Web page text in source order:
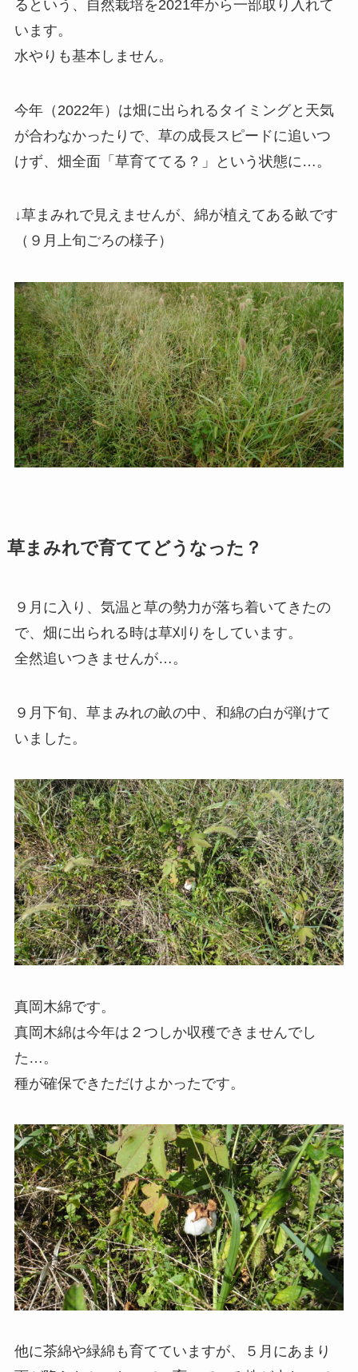
るという、自然栽培を2021年から一部取り入れて
います。
水やりも基本しません。
今年（2022年）は畑に出られるタイミングと天気
が合わなかったりで、草の成長スピードに追いつ
けず、畑全面「草育ててる？」という状態に…。
↓草まみれで見えませんが、綿が植えてある畝です
（９月上旬ごろの様子）
草まみれで育ててどうなった？
９月に入り、気温と草の勢力が落ち着いてきたの
で、畑に出られる時は草刈りをしています。
全然追いつきませんが…。
９月下旬、草まみれの畝の中、和綿の白が弾けて
いました。
真岡木綿です。
真岡木綿は今年は２つしか収穫できませんでし
た…。
種が確保できただけよかったです。
他に茶綿や緑綿も育てていますが、５月にあまり